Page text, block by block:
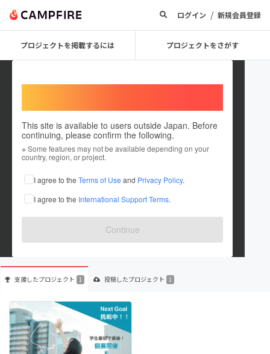
ログイン / 新規会員登録
プロジェクトを掲載するには プロジェクトをさがす
This site is available to users outside Japan. Before
continuing, please confirm the following.
※ Some features may not be available depending on your
country, region, or project.
I agree to the Terms of Use and Privacy Policy.
I agree to the International Support Terms.
Continue
_minufilm_
これまでに1回支援して1件のプロジェクトを投稿しています
在住国：日本 現在地：未設定
出身国：日本 出身地：未設定
支援したプロジェクト 1 投稿したプロジェクト 1